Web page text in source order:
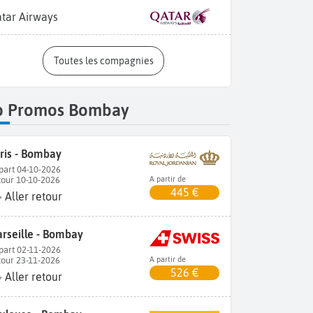
Airways
Toutes les compagnies
Promos Bombay
- Bombay
04-10-2026
10-10-2026
Aller retour
A partir de
445 €
- Bombay
02-11-2026
23-11-2026
Aller retour
A partir de
526 €